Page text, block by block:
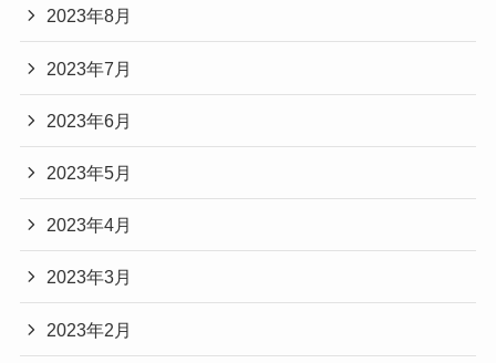
2023年8月
2023年7月
2023年6月
2023年5月
2023年4月
2023年3月
2023年2月